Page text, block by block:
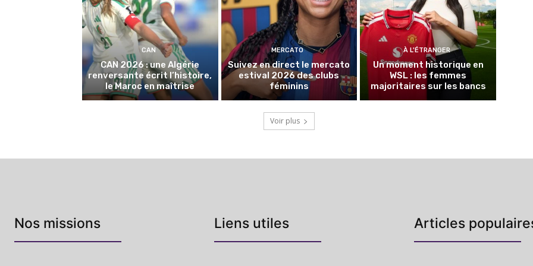
CAN
CAN 2026 : une Algérie
renversante écrit l’histoire,
le Maroc en maîtrise
MERCATO
Suivez en direct le mercato
estival 2026 des clubs
féminins
À L'ÉTRANGER
Un moment historique en
WSL : les femmes
majoritaires sur les bancs
Voir plus
Nos missions Liens utiles Articles